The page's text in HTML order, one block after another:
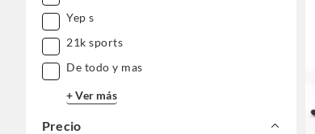
Yep s
21k sports
De todo y mas
+ Ver más
Precio